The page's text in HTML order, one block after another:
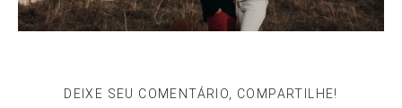
DEIXE SEU COMENTÁRIO, COMPARTILHE!